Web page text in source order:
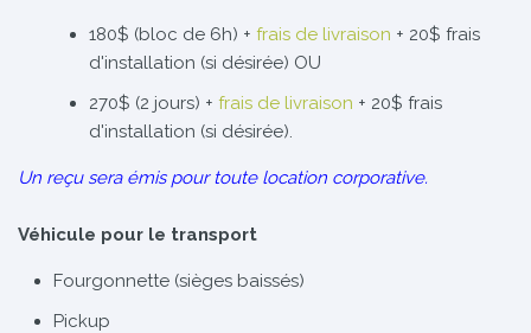
180$ (bloc de 6h) + frais de livraison + 20$ frais
d'installation (si désirée) OU
270$ (2 jours) + frais de livraison + 20$ frais
d'installation (si désirée).
Un reçu sera émis pour toute location corporative.
Véhicule pour le transport
Fourgonnette (sièges baissés)
Pickup